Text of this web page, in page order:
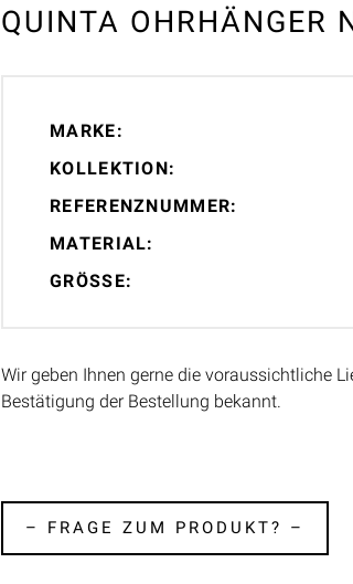
QUINTA OHRHÄNGER
MARKE:
KOLLEKTION:
REFERENZNUMMER:
MATERIAL:
GRÖSSE:
Wir geben Ihnen gerne die voraussichtliche
Bestätigung der Bestellung bekannt.
– FRAGE ZUM PRODUKT? –